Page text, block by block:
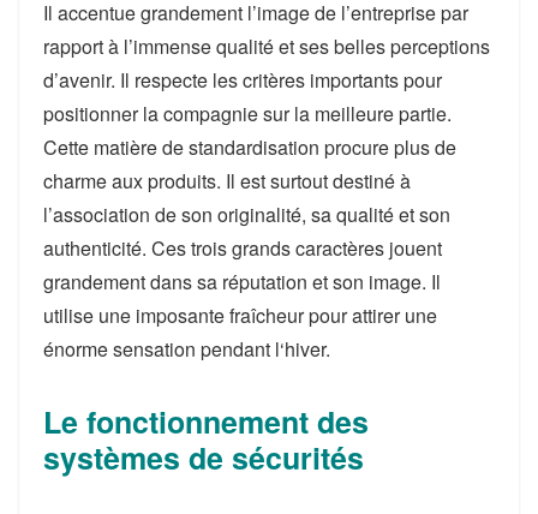
Il accentue grandement l’image de l’entreprise par
rapport à l’immense qualité et ses belles perceptions
d’avenir. Il respecte les critères importants pour
positionner la compagnie sur la meilleure partie.
Cette matière de standardisation procure plus de
charme aux produits. Il est surtout destiné à
l’association de son originalité, sa qualité et son
authenticité. Ces trois grands caractères jouent
grandement dans sa réputation et son image. Il
utilise une imposante fraîcheur pour attirer une
énorme sensation pendant l‘hiver.
Le fonctionnement des
systèmes de sécurités